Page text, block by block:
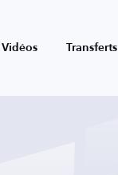
Vidéos Transferts